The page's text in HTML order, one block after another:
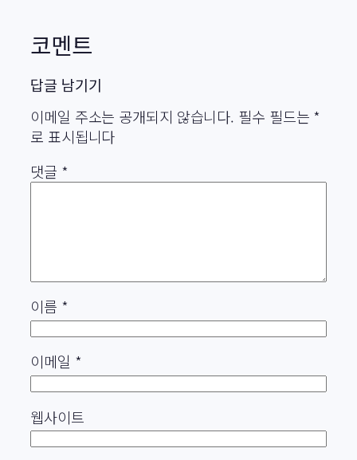
코멘트
답글 남기기
이메일 주소는 공개되지 않습니다. 필수 필드는 *
로 표시됩니다
댓글 *
이름 *
이메일 *
웹사이트